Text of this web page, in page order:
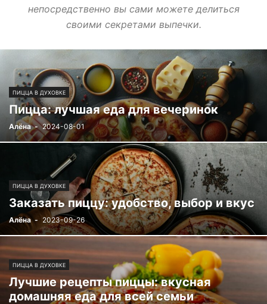
непосредственно вы сами можете делиться
своими секретами выпечки.
ПИЦЦА В ДУХОВКЕ
Пицца: лучшая еда для вечеринок
Алёна - 2024-08-01
ПИЦЦА В ДУХОВКЕ
Заказать пиццу: удобство, выбор и вкус
Алёна - 2023-09-26
ПИЦЦА В ДУХОВКЕ
Лучшие рецепты пиццы: вкусная
домашняя еда для всей семьи